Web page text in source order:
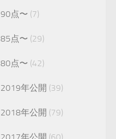
90点〜 (7)
85点〜 (29)
80点〜 (42)
2019年公開 (39)
2018年公開 (79)
2017年公開 (60)